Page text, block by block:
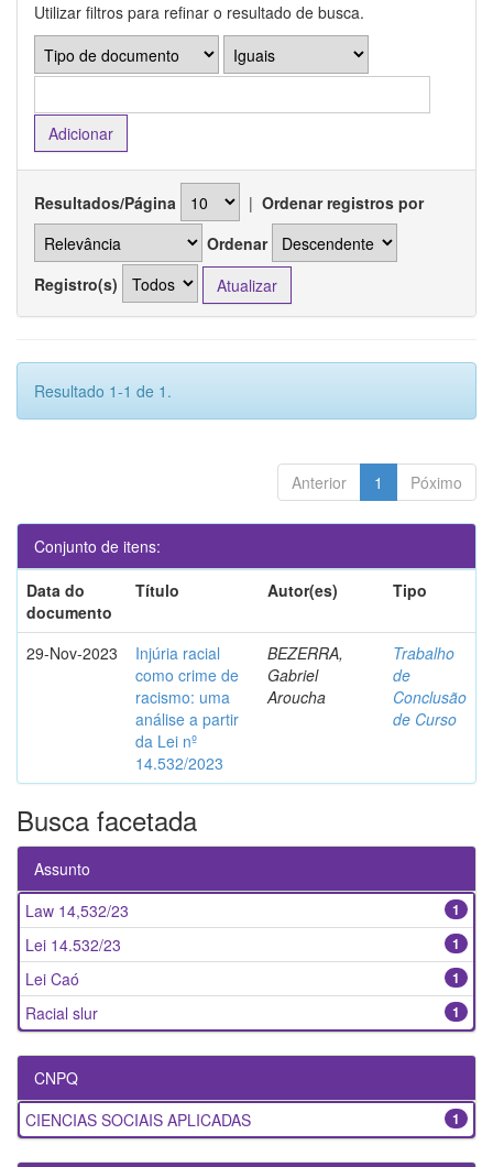
Utilizar filtros para refinar o resultado de busca.
Resultados/Página | Ordenar registros por
Ordenar
Registro(s)
Resultado 1-1 de 1.
Anterior 1 Póximo
Conjunto de itens:
Data do
documento
Título Autor(es) Tipo
29-Nov-2023
Injúria racial
como crime de
racismo: uma
análise a partir
da Lei nº
14.532/2023
BEZERRA,
Gabriel
Aroucha
Trabalho
de
Conclusão
de Curso
Busca facetada
Assunto
1
Law 14,532/23
1
Lei 14.532/23
1
Lei Caó
1
Racial slur
CNPQ
1
CIENCIAS SOCIAIS APLICADAS